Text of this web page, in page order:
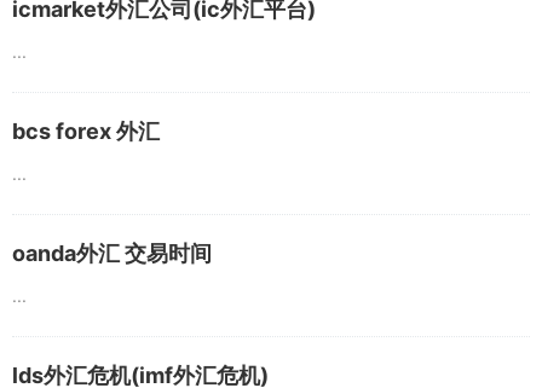
icmarket外汇公司(ic外汇平台)
...
bcs forex 外汇
...
oanda外汇 交易时间
...
lds外汇危机(imf外汇危机)